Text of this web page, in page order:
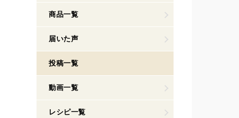
商品一覧
届いた声
投稿一覧
動画一覧
レシピ一覧